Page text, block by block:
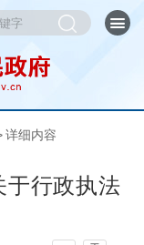
详细内容
于行政执法